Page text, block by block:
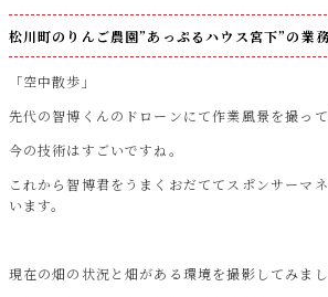
松川町のりんご農園”あっぷるハウス宮下”の業
「空中散歩」
先代の智博くんのドローンにて作業風景を撮って
今の技術はすごいですね。
これから智博君をうまくおだててスポンサーマ
います。
現在の畑の状況と畑がある環境を撮影してみまし